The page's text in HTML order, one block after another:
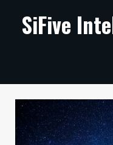
ARTIKKELIT
TECHBBS
TIETOA
HINTA.FI
SiFive